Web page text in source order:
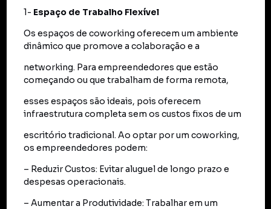
1- Espaço de Trabalho Flexível
Os espaços de coworking oferecem um ambiente
dinâmico que promove a colaboração e a
networking. Para empreendedores que estão
começando ou que trabalham de forma remota,
esses espaços são ideais, pois oferecem
infraestrutura completa sem os custos fixos de um
escritório tradicional. Ao optar por um coworking,
os empreendedores podem:
– Reduzir Custos: Evitar aluguel de longo prazo e
despesas operacionais.
– Aumentar a Produtividade: Trabalhar em um